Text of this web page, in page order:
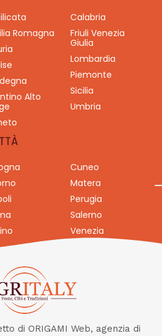
Calabria
Romagna
Friuli Venezia
Giulia
Lombardia
Piemonte
Sicilia
Alto
Umbria
Cuneo
Matera
Perugia
Salerno
Venezia
di ORIGAMI Web, agenzia di